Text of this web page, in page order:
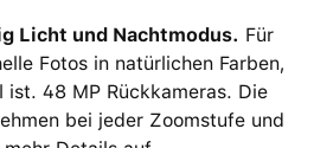
Licht und Nachtmodus. Für
Fotos in natürlichen Farben,
ist. 48 MP Rückkameras. Die
bei jeder Zoomstufe und